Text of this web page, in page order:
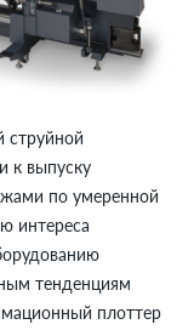
струйной
к выпуску
по умеренной
интереса
тенденциям
плоттер